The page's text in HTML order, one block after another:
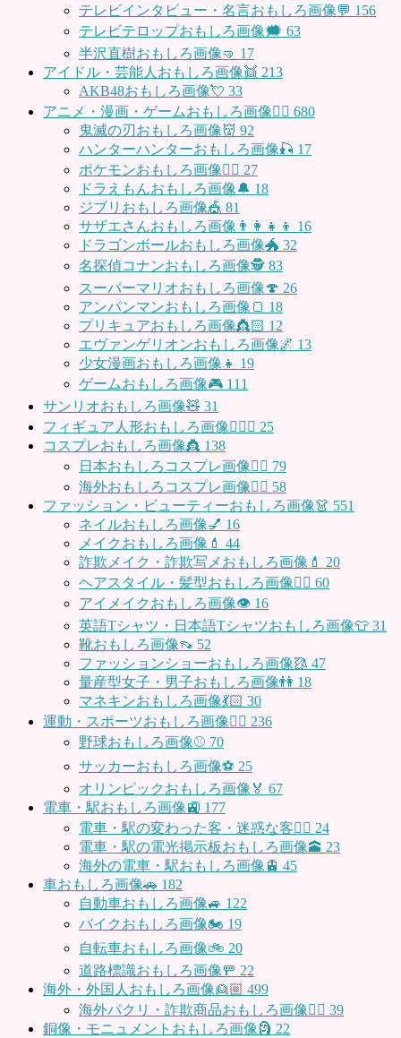
テレビインタビュー・名言おもしろ画像💬 156
テレビテロップおもしろ画像🗯 63
半沢直樹おもしろ画像🤜 17
アイドル・芸能人おもしろ画像👯 213
AKB48おもしろ画像💘 33
アニメ・漫画・ゲームおもしろ画像🧚‍♀️ 680
鬼滅の刃おもしろ画像👹 92
ハンターハンターおもしろ画像🎣 17
ポケモンおもしろ画像🤹‍♂️ 27
ドラえもんおもしろ画像🔔 18
ジブリおもしろ画像🎪 81
サザエさんおもしろ画像👨‍👩‍👧‍👦 16
ドラゴンボールおもしろ画像🐲 32
名探偵コナンおもしろ画像🕵️ 83
スーパーマリオおもしろ画像🍄 26
アンパンマンおもしろ画像🍞 18
プリキュアおもしろ画像👸🏻 12
エヴァンゲリオンおもしろ画像🌌 13
少女漫画おもしろ画像👧 19
ゲームおもしろ画像🎮 111
サンリオおもしろ画像🧸 31
フィギュア人形おもしろ画像🧍🏼‍♂️ 25
コスプレおもしろ画像👸 138
日本おもしろコスプレ画像🧝‍♀️ 79
海外おもしろコスプレ画像🧝‍♂️ 58
ファッション・ビューティーおもしろ画像👗 551
ネイルおもしろ画像💅 16
メイクおもしろ画像💄 44
詐欺メイク・詐欺写メおもしろ画像💄 20
ヘアスタイル・髪型おもしろ画像👱‍♀️ 60
アイメイクおもしろ画像👁 16
英語Tシャツ・日本語Tシャツおもしろ画像👕 31
靴おもしろ画像👡 52
ファッションショーおもしろ画像🥻 47
量産型女子・男子おもしろ画像👫 18
マネキンおもしろ画像💃🏻 30
運動・スポーツおもしろ画像🏃‍♂️ 236
野球おもしろ画像⚾ 70
サッカーおもしろ画像⚽️ 25
オリンピックおもしろ画像🏅 67
電車・駅おもしろ画像🚉 177
電車・駅の変わった客・迷惑な客🤦‍♀️ 24
電車・駅の電光掲示板おもしろ画像🕋 23
海外の電車・駅おもしろ画像🚊 45
車おもしろ画像🚗 182
自動車おもしろ画像🚙 122
バイクおもしろ画像🏍 19
自転車おもしろ画像🚲 20
道路標識おもしろ画像🚥 22
海外・外国人おもしろ画像👱🏼 499
海外パクリ・詐欺商品おもしろ画像🙅‍♀️ 39
銅像・モニュメントおもしろ画像🗿 22